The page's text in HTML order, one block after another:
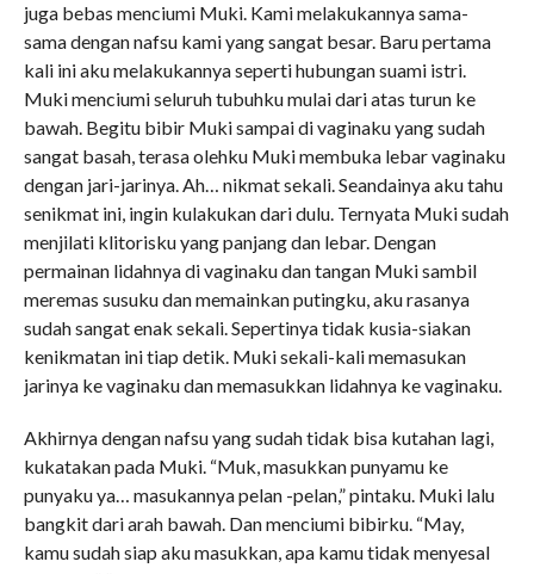
juga bebas menciumi Muki. Kami melakukannya sama-
sama dengan nafsu kami yang sangat besar. Baru pertama
kali ini aku melakukannya seperti hubungan suami istri.
Muki menciumi seluruh tubuhku mulai dari atas turun ke
bawah. Begitu bibir Muki sampai di vaginaku yang sudah
sangat basah, terasa olehku Muki membuka lebar vaginaku
dengan jari-jarinya. Ah… nikmat sekali. Seandainya aku tahu
senikmat ini, ingin kulakukan dari dulu. Ternyata Muki sudah
menjilati klitorisku yang panjang dan lebar. Dengan
permainan lidahnya di vaginaku dan tangan Muki sambil
meremas susuku dan memainkan putingku, aku rasanya
sudah sangat enak sekali. Sepertinya tidak kusia-siakan
kenikmatan ini tiap detik. Muki sekali-kali memasukan
jarinya ke vaginaku dan memasukkan lidahnya ke vaginaku.
Akhirnya dengan nafsu yang sudah tidak bisa kutahan lagi,
kukatakan pada Muki. “Muk, masukkan punyamu ke
punyaku ya… masukannya pelan -pelan,” pintaku. Muki lalu
bangkit dari arah bawah. Dan menciumi bibirku. “May,
kamu sudah siap aku masukkan, apa kamu tidak menyesal